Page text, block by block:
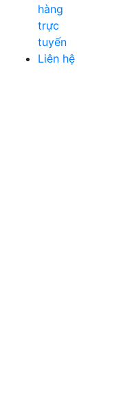
hàng
trực
tuyến
Liên hệ